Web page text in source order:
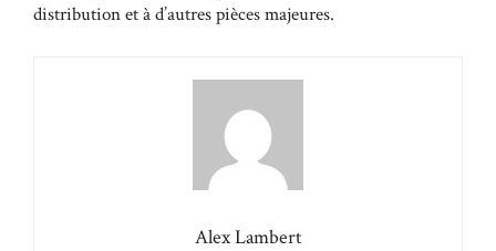
distribution et à d’autres pièces majeures.
Alex Lambert